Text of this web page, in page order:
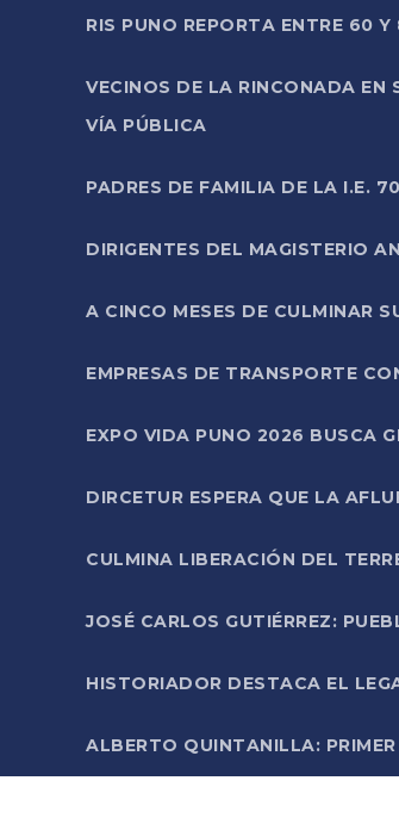
RIS PUNO REPORTA ENTRE 60
VECINOS DE LA RINCONADA EN
VÍA PÚBLICA
PADRES DE FAMILIA DE LA I.E.
DIRIGENTES DEL MAGISTERIO
A CINCO MESES DE CULMINAR
EMPRESAS DE TRANSPORTE
EXPO VIDA PUNO 2026 BUSCA
DIRCETUR ESPERA QUE LA
CULMINA LIBERACIÓN DEL
JOSÉ CARLOS GUTIÉRREZ:
HISTORIADOR DESTACA EL
ALBERTO QUINTANILLA: